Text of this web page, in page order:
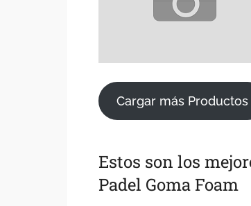
Cargar más Productos
Estos son los
Padel Goma Foam